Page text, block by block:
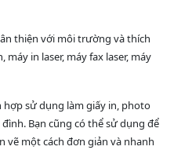
thiện với môi trường và thích
in laser, máy fax laser, máy
hợp sử dụng làm giấy in, photo
Bạn cũng có thể sử dụng để
vẽ một cách đơn giản và nhanh